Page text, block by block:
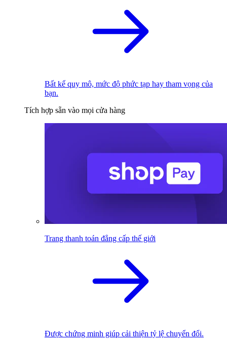
Bất kể quy mô, mức độ phức tạp hay tham vọng của
bạn.
Tích hợp sẵn vào mọi cửa hàng
Trang thanh toán đẳng cấp thế giới
Được chứng minh giúp cải thiện tỷ lệ chuyển đổi.